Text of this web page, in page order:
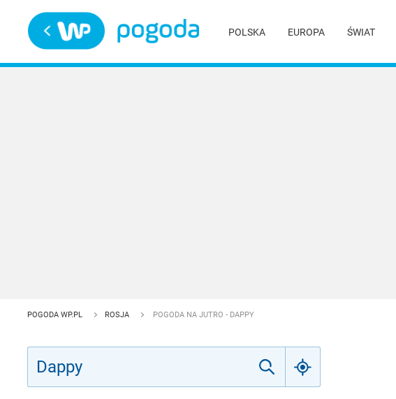
POLSKA EUROPA ŚWIAT
POGODA WP.PL ROSJA POGODA NA JUTRO - DAPPY